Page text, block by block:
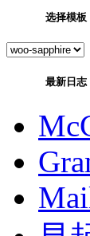
选择模板
最新日志